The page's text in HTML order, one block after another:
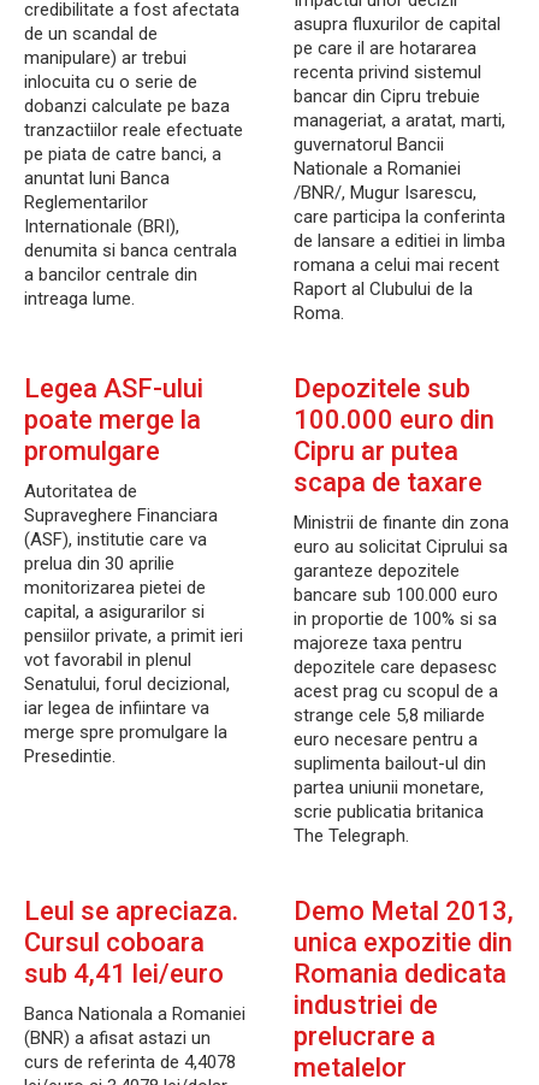
credibilitate a fost afectata
de un scandal de
manipulare) ar trebui
inlocuita cu o serie de
dobanzi calculate pe baza
tranzactiilor reale efectuate
pe piata de catre banci, a
anuntat luni Banca
Reglementarilor
Internationale (BRI),
denumita si banca centrala
a bancilor centrale din
intreaga lume.
asupra fluxurilor de capital
pe care il are hotararea
recenta privind sistemul
bancar din Cipru trebuie
manageriat, a aratat, marti,
guvernatorul Bancii
Nationale a Romaniei
/BNR/, Mugur Isarescu,
care participa la conferinta
de lansare a editiei in limba
romana a celui mai recent
Raport al Clubului de la
Roma.
Legea ASF-ului
poate merge la
promulgare
Autoritatea de
Supraveghere Financiara
(ASF), institutie care va
prelua din 30 aprilie
monitorizarea pietei de
capital, a asigurarilor si
pensiilor private, a primit ieri
vot favorabil in plenul
Senatului, forul decizional,
iar legea de infiintare va
merge spre promulgare la
Presedintie.
Depozitele sub
100.000 euro din
Cipru ar putea
scapa de taxare
Ministrii de finante din zona
euro au solicitat Ciprului sa
garanteze depozitele
bancare sub 100.000 euro
in proportie de 100% si sa
majoreze taxa pentru
depozitele care depasesc
acest prag cu scopul de a
strange cele 5,8 miliarde
euro necesare pentru a
suplimenta bailout-ul din
partea uniunii monetare,
scrie publicatia britanica
The Telegraph.
Leul se apreciaza.
Cursul coboara
sub 4,41 lei/euro
Banca Nationala a Romaniei
(BNR) a afisat astazi un
curs de referinta de 4,4078
Demo Metal 2013,
unica expozitie din
Romania dedicata
industriei de
prelucrare a
metalelor